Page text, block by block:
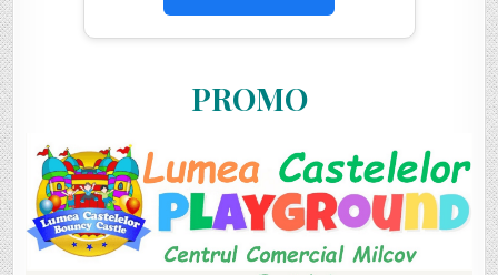
PROMO